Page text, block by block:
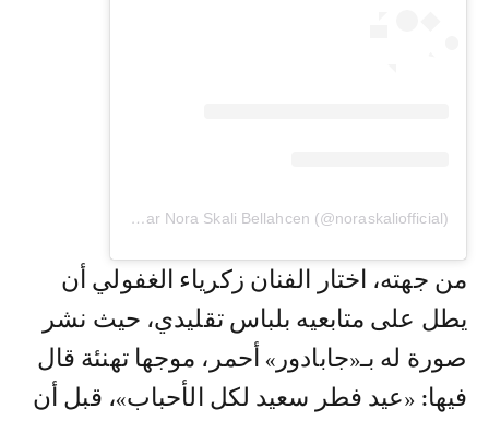
Une publication partagée par Nora Skali Bellahcen (@noraskaliofficial)
من جهته، اختار الفنان زكرياء الغفولي أن
يطل على متابعيه بلباس تقليدي، حيث نشر
صورة له بـ«جابادور» أحمر، موجها تهنئة قال
فيها: «عيد فطر سعيد لكل الأحباب»، قبل أن